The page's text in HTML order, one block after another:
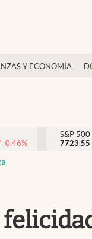
Y ECONOMÍA
-0.46%
S&P 500
7723,55